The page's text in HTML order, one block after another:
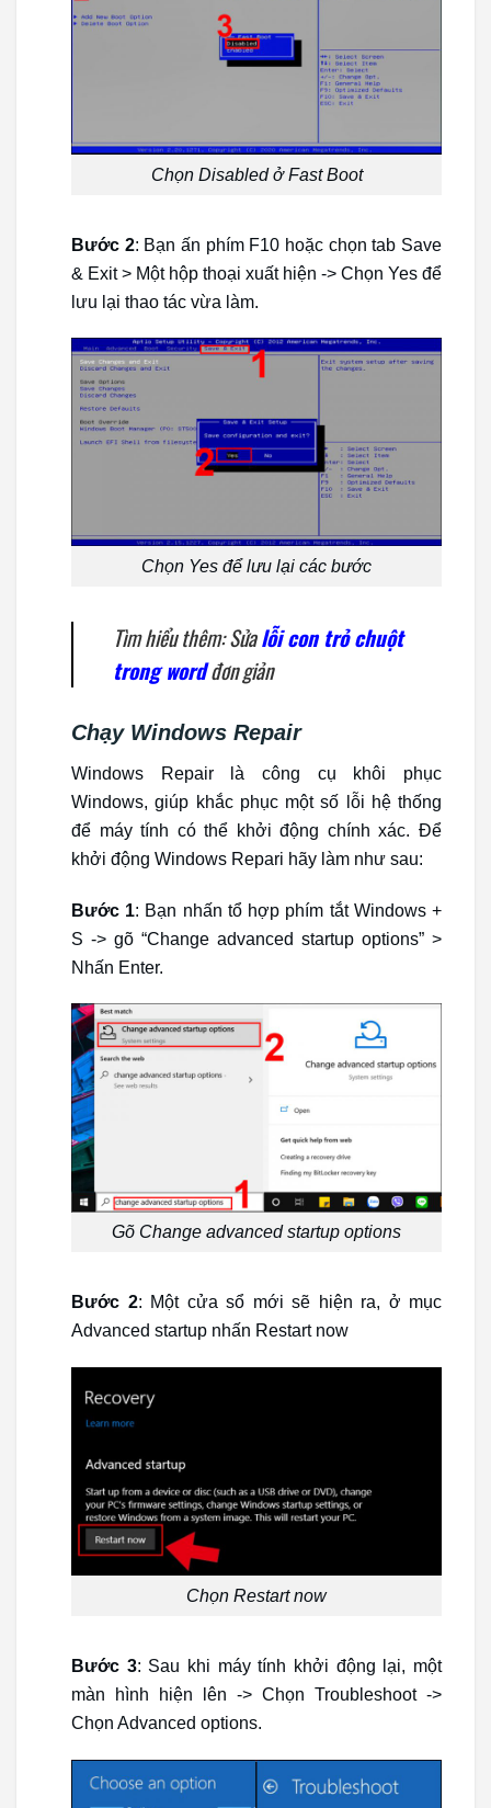
Chọn Disabled ở Fast Boot
Bước 2: Bạn ấn phím F10 hoặc chọn tab Save
& Exit > Một hộp thoại xuất hiện -> Chọn Yes để
lưu lại thao tác vừa làm.
Chọn Yes để lưu lại các bước
Tìm hiểu thêm: Sửalỗi con trỏ chuột
trong wordđơn giản
Chạy Windows Repair
Windows Repair là công cụ khôi phục
Windows, giúp khắc phục một số lỗi hệ thống
để máy tính có thể khởi động chính xác. Để
khởi động Windows Repari hãy làm như sau:
Bước 1: Bạn nhấn tổ hợp phím tắt Windows +
S -> gõ “Change advanced startup options” >
Nhấn Enter.
Gõ Change advanced startup options
Bước 2: Một cửa sổ mới sẽ hiện ra, ở mục
Advanced startup nhấn Restart now
Chọn Restart now
Bước 3: Sau khi máy tính khởi động lại, một
màn hình hiện lên -> Chọn Troubleshoot ->
Chọn Advanced options.